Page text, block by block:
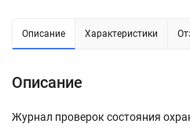
Описание Характеристики
Описание
Журнал проверок состояния